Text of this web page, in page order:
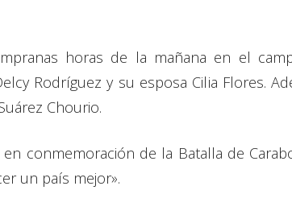
horas de la mañana en el
Rodríguez y su esposa Cilia Flores.
Chourio.
conmemoración de la Batalla de
un país mejor».